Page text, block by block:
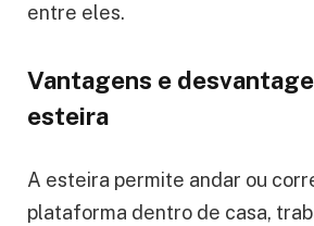
entre eles.
Vantagens e
esteira
A esteira permite andar ou
plataforma dentro de casa,